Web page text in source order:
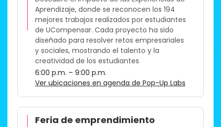
Aprendizaje, donde se reconocen los 194
mejores trabajos realizados por estudiantes
de UCompensar. Cada proyecto ha sido
diseñado para resolver retos empresariales
y sociales, mostrando el talento y la
creatividad de los estudiantes​
6:00 p.m. – 9:00 p.m.
Ver ubicaciones en agenda de Pop-Up Labs
Feria de emprendimiento